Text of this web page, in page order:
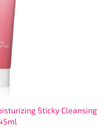
Sticky Cleansing